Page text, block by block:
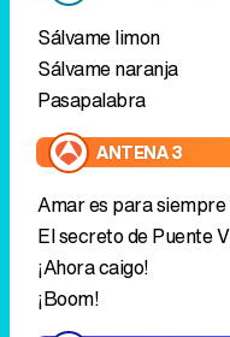
Sálvame limon
Sálvame naranja
Pasapalabra
ANTENA 3
Amar es para siempre
El secreto de Puente
¡Ahora caigo!
¡Boom!